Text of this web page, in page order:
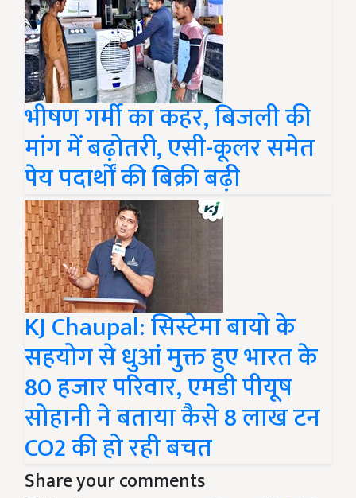
भीषण गर्मी का कहर, बिजली की
मांग में बढ़ोतरी, एसी-कूलर समेत
पेय पदार्थों की बिक्री बढ़ी
KJ Chaupal: सिस्टेमा बायो के
सहयोग से धुआं मुक्त हुए भारत के
80 हजार परिवार, एमडी पीयूष
सोहानी ने बताया कैसे 8 लाख टन
CO2 की हो रही बचत
Share your comments